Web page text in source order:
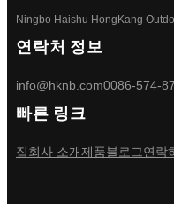
Ningbo Haishu HongKang
연락처 정보
info@hknb.com0086-574-
빠른 링크
집회사 소개제품블로그연락